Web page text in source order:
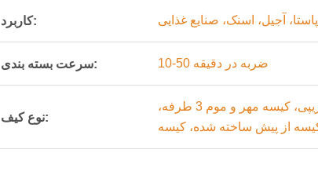
کاربرد: پاستا، آجیل، اسنک، صنایع غذایی
سرعت بسته بندی: 10-50 ضربه در دقیقه
نوع کیف:
کیسه ایستاده، کیسه زیپی، کیسه مهر و موم 3 طرفه،